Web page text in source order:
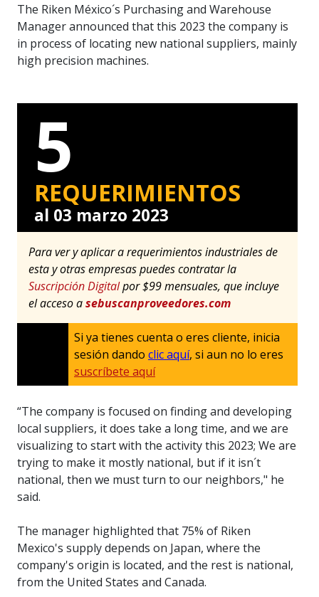
The Riken México´s Purchasing and Warehouse
Manager announced that this 2023 the company is
in process of locating new national suppliers, mainly
high precision machines.
5
REQUERIMIENTOS
al 03 marzo 2023
Para ver y aplicar a requerimientos industriales de
esta y otras empresas puedes contratar la
Suscripción Digitalpor $99 mensuales, que incluye
el acceso asebuscanproveedores.com
Si ya tienes cuenta o eres cliente, inicia
sesión dando clic aquí, si aun no lo eres
suscríbete aquí
“The company is focused on finding and developing
local suppliers, it does take a long time, and we are
visualizing to start with the activity this 2023; We are
trying to make it mostly national, but if it isn´t
national, then we must turn to our neighbors," he
said.
The manager highlighted that 75% of Riken
Mexico's supply depends on Japan, where the
company's origin is located, and the rest is national,
from the United States and Canada.